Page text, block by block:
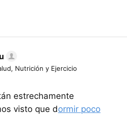
Nutrición y Ejercicio
estrechamente
visto que dormir poco